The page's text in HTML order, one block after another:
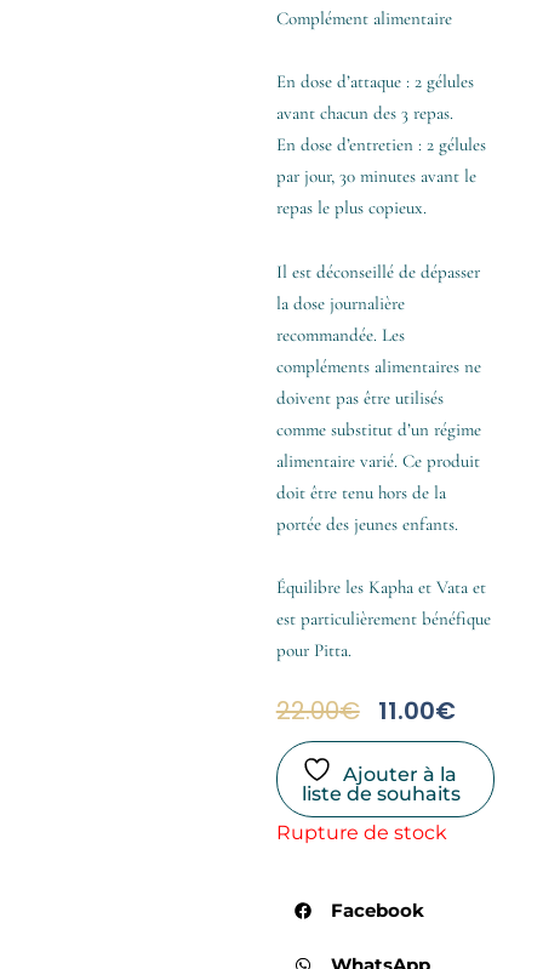
Complément alimentaire
En dose d’attaque : 2 gélules
avant chacun des 3 repas.
En dose d’entretien : 2 gélules
par jour, 30 minutes avant le
repas le plus copieux.
Il est déconseillé de dépasser
la dose journalière
recommandée. Les
compléments alimentaires ne
doivent pas être utilisés
comme substitut d’un régime
alimentaire varié. Ce produit
doit être tenu hors de la
portée des jeunes enfants.
Équilibre les Kapha et Vata et
est particulièrement bénéfique
pour Pitta.
22.00€ Le
Prix
Initial
Était :
22.00€.
11.00€Le
Prix
Actuel
Est :
11.00€.
Ajouter à la
liste de souhaits
Rupture de stock
Facebook
WhatsApp